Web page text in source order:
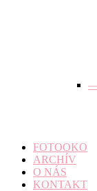
—
FOTOOKO
ARCHÍV
O NÁS
KONTAKT